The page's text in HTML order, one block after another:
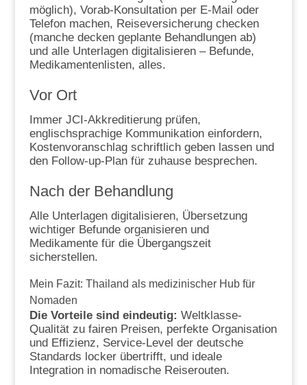
möglich), Vorab-Konsultation per E-Mail oder
Telefon machen, Reiseversicherung checken
(manche decken geplante Behandlungen ab)
und alle Unterlagen digitalisieren – Befunde,
Medikamentenlisten, alles.
Vor Ort
Immer JCI-Akkreditierung prüfen,
englischsprachige Kommunikation einfordern,
Kostenvoranschlag schriftlich geben lassen und
den Follow-up-Plan für zuhause besprechen.
Nach der Behandlung
Alle Unterlagen digitalisieren, Übersetzung
wichtiger Befunde organisieren und
Medikamente für die Übergangszeit
sicherstellen.
Mein Fazit: Thailand als medizinischer Hub für
Nomaden
Die Vorteile sind eindeutig: Weltklasse-
Qualität zu fairen Preisen, perfekte Organisation
und Effizienz, Service-Level der deutsche
Standards locker übertrifft, und ideale
Integration in nomadische Reiserouten.